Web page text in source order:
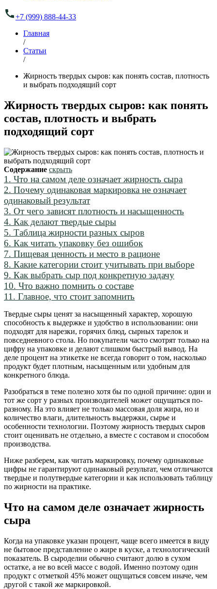
+7 (999) 888-44-33
Главная
/
Статьи
/
Жирность твердых сыров: как понять состав, плотность
и выбрать подходящий сорт
Жирность твердых сыров: как понять
состав, плотность и выбрать
подходящий сорт
Содержание скрыть
1. Что на самом деле означает жирность сыра
2. Почему одинаковая маркировка не означает
одинаковый результат
3. От чего зависят плотность и насыщенность
4. Как делают твердые сыры
5. Таблица жирности разных сыров
6. Как читать упаковку без ошибок
7. Пищевая ценность и место в рационе
8. Какие категории стоит учитывать при выборе
9. Как выбрать сыр под конкретную задачу
10. Что важно помнить о составе
11. Главное, что стоит запомнить
Твердые сыры ценят за насыщенный характер, хорошую
способность к выдержке и удобство в использовании: они
подходят для нарезки, горячих блюд, сырных тарелок и
повседневного стола. Но покупатели часто смотрят только на
цифру на упаковке и делают слишком быстрый вывод. На
деле процент на этикетке не всегда говорит о том, насколько
продукт будет плотным, насыщенным или удобным для
конкретного блюда.
Разобраться в теме полезно хотя бы по одной причине: один и
тот же сорт у разных производителей может ощущаться по-
разному. На это влияет не только массовая доля жира, но и
количество влаги, длительность выдержки, сырье и
особенности технологии. Поэтому жирность твердых сыров
стоит оценивать не отдельно, а вместе с составом и способом
производства.
Ниже разберем, как читать маркировку, почему одинаковые
цифры не гарантируют одинаковый результат, чем отличаются
твердые и полутвердые категории и как использовать таблицу
по жирности на практике.
Что на самом деле означает жирность
сыра
Когда на упаковке указан процент, чаще всего имеется в виду
не бытовое представление о жире в куске, а технологический
показатель. В сыроделии обычно считают долю в сухом
остатке, а не во всей массе с водой. Именно поэтому один
продукт с отметкой 45% может ощущаться совсем иначе, чем
другой с такой же маркировкой.